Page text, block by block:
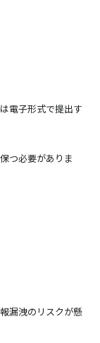
電子形式で提出す
つ必要がありま
漏洩のリスクが懸